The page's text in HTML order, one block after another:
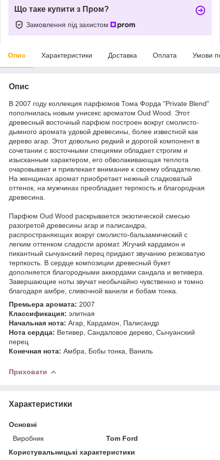
Що таке купити з Пром?
Замовлення під захистом
Опис Характеристики Доставка Оплата Умови
Опис
В 2007 году коллекция парфюмов Тома Форда "Private Blend"
пополнилась новым унисекс ароматом Oud Wood. Этот
древесный восточный парфюм построен вокруг смолисто-
дымного аромата удовой древесины, более известной как
дерево агар. Этот довольно редкий и дорогой компонент в
сочетании с восточными специями обладает строгим и
изысканным характером, его обволакивающая теплота
очаровывает и привлекает внимание к своему обладателю.
На женщинах аромат приобретает нежный сладковатый
оттенок, на мужчинах преобладает терпкость и благородная
древесина.
Парфюм Oud Wood раскрывается экзотической смесью
разогретой древесины агар и палисандра,
распространяющих вокруг смолисто-бальзамический с
легким оттенком сладости аромат. Жгучий кардамон и
пикантный сычуанский перец придают звучанию резковатую
терпкость. В сердце композиции древесный букет
дополняется благородными аккордами сандала и ветивера.
Завершающие ноты звучат необычайно чувственно и томно
благодаря амбре, сливочной ванили и бобам тонка.
Премьера аромата: 2007
Классификация: элитная
Начальная нота: Агар, Кардамон, Палисандр
Нота сердца: Ветивер, Сандаловое дерево, Сычуанский
перец
Конечная нота: Амбра, Бобы тонка, Ваниль
Приховати
Характеристики
Основні
Виробник
Tom Ford
Користувальницькі характеристики